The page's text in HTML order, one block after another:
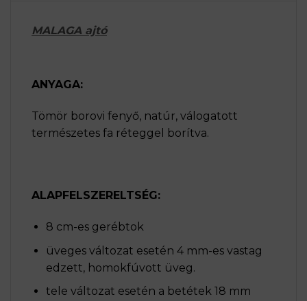
MALAGA ajtó
ANYAGA:
Tömör borovi fenyő, natúr, válogatott
természetes fa réteggel borítva.
ALAPFELSZERELTSÉG:
8 cm-es gerébtok
üveges változat esetén 4 mm-es vastag
edzett, homokfúvott üveg.
tele változat esetén a betétek 18 mm